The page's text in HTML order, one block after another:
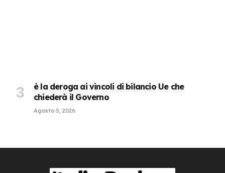
è la deroga ai vincoli di bilancio Ue che
chiederà il Governo
Agosto 5, 2026